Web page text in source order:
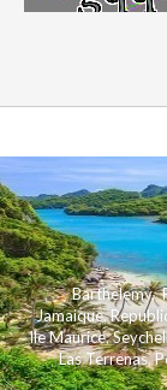
Barthelemy,
Jamaique,
Ile Maurice,
Las Terrenas,